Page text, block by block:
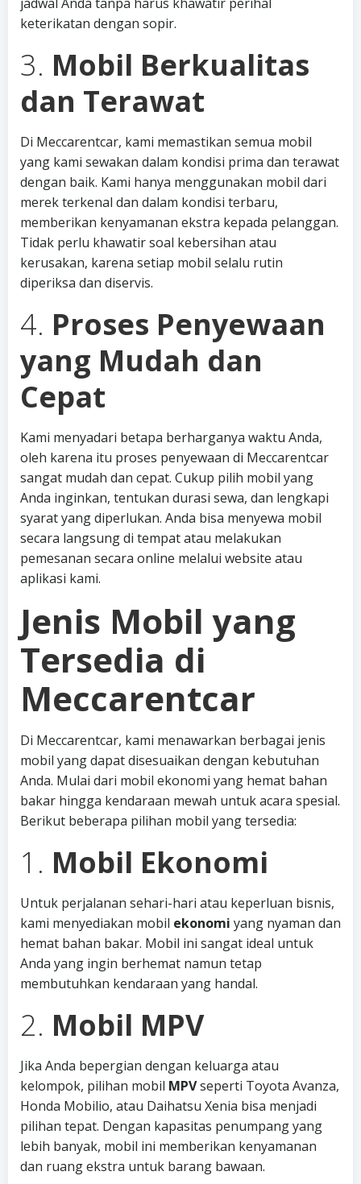
keterikatan dengan sopir.
3. Mobil Berkualitas
dan Terawat
Di Meccarentcar, kami memastikan semua mobil
yang kami sewakan dalam kondisi prima dan terawat
dengan baik. Kami hanya menggunakan mobil dari
merek terkenal dan dalam kondisi terbaru,
memberikan kenyamanan ekstra kepada pelanggan.
Tidak perlu khawatir soal kebersihan atau
kerusakan, karena setiap mobil selalu rutin
diperiksa dan diservis.
4. Proses Penyewaan
yang Mudah dan
Cepat
Kami menyadari betapa berharganya waktu Anda,
oleh karena itu proses penyewaan di Meccarentcar
sangat mudah dan cepat. Cukup pilih mobil yang
Anda inginkan, tentukan durasi sewa, dan lengkapi
syarat yang diperlukan. Anda bisa menyewa mobil
secara langsung di tempat atau melakukan
pemesanan secara online melalui website atau
aplikasi kami.
Jenis Mobil yang
Tersedia di
Meccarentcar
Di Meccarentcar, kami menawarkan berbagai jenis
mobil yang dapat disesuaikan dengan kebutuhan
Anda. Mulai dari mobil ekonomi yang hemat bahan
bakar hingga kendaraan mewah untuk acara spesial.
Berikut beberapa pilihan mobil yang tersedia:
1. Mobil Ekonomi
Untuk perjalanan sehari-hari atau keperluan bisnis,
kami menyediakan mobil ekonomi yang nyaman dan
hemat bahan bakar. Mobil ini sangat ideal untuk
Anda yang ingin berhemat namun tetap
membutuhkan kendaraan yang handal.
2. Mobil MPV
Jika Anda bepergian dengan keluarga atau
kelompok, pilihan mobil MPVseperti Toyota Avanza,
Honda Mobilio, atau Daihatsu Xenia bisa menjadi
pilihan tepat. Dengan kapasitas penumpang yang
lebih banyak, mobil ini memberikan kenyamanan
dan ruang ekstra untuk barang bawaan.